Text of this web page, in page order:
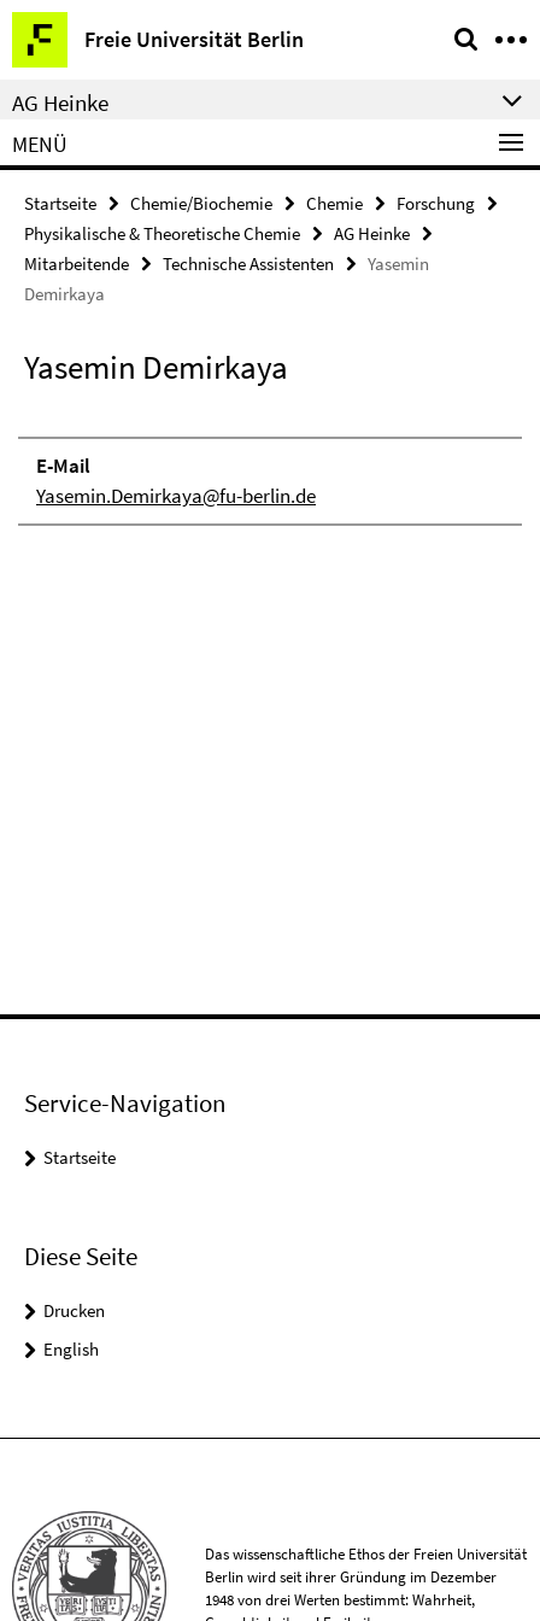
Springe
direkt
zu
Inhalt
Freie Universität Berlin
Service-
Navigation
AG Heinke
MENÜ
Startseite Chemie/Biochemie Chemie
Forschung
Physikalische & Theoretische Chemie
AG Heinke
Mitarbeitende
Technische Assistenten
Yasemin
Demirkaya
Yasemin Demirkaya
E-Mail
Yasemin.Demirkaya@fu-berlin.de
Service-Navigation
Startseite
Diese Seite
Drucken
English
Das wissenschaftliche Ethos der Freien Universität
Berlin wird seit ihrer Gründung im Dezember
1948 von drei Werten bestimmt: Wahrheit,